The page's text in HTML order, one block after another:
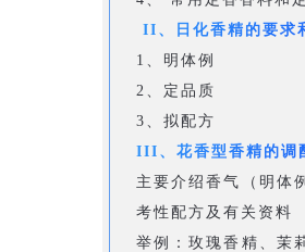
II、日化香精的要求
1、明体例
2、定品质
3、拟配方
III、花香型香精的调
主要介绍香气（明体
考性配方及有关资料
举例：玫瑰香精、茉